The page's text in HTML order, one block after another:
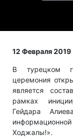
12 Февраля 2019
В турецком
церемония
является
рамках
Гейдара
Ходжалы!».